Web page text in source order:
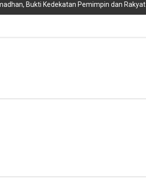
Bukti Kedekatan Pemimpin dan Rakyat